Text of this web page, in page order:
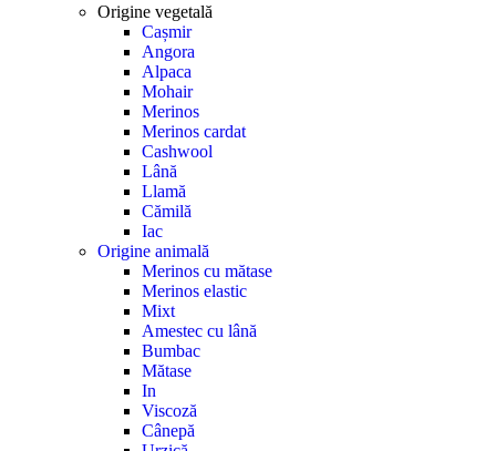
Origine vegetală
Cașmir
Angora
Alpaca
Mohair
Merinos
Merinos cardat
Cashwool
Lână
Llamă
Cămilă
Iac
Origine animală
Merinos cu mătase
Merinos elastic
Mixt
Amestec cu lână
Bumbac
Mătase
In
Viscoză
Cânepă